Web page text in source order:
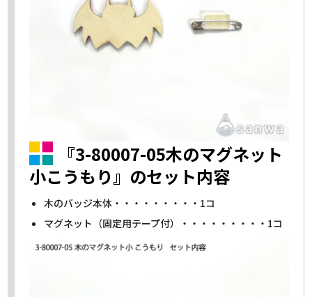
『3-80007-05木のマグネット
小こうもり』のセット内容
木のバッジ本体・・・・・・・・・1コ
マグネット（固定用テープ付）・・・・・・・・・1コ